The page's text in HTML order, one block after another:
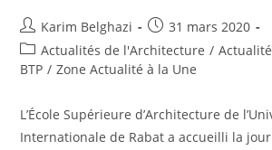
Karim Belghazi
31 mars 2020
Actualités de l'Architecture /
BTP / Zone Actualité à la Une
L’École Supérieure d’Architecture de
Internationale de Rabat a accueilli la